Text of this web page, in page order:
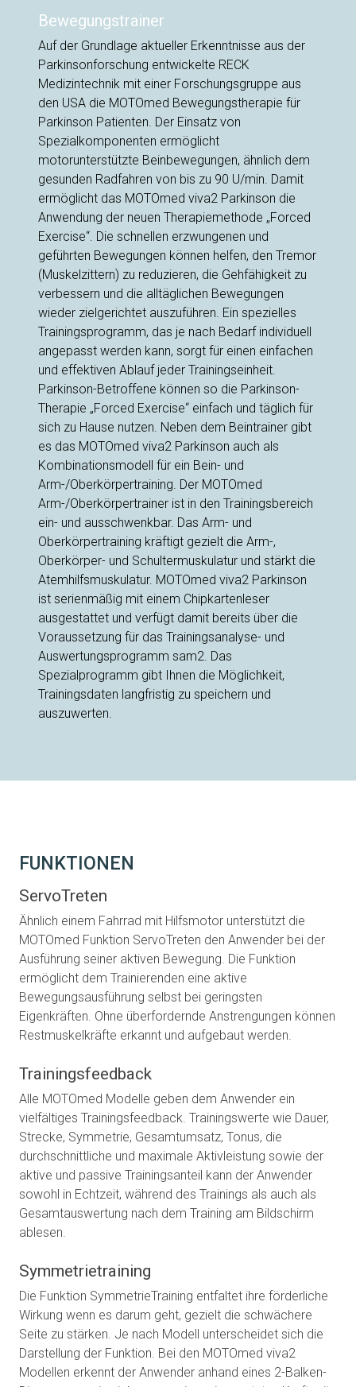
Bewegungstrainer
Auf der Grundlage aktueller Erkenntnisse aus der
Parkinsonforschung entwickelte RECK
Medizintechnik mit einer Forschungsgruppe aus
den USA die MOTOmed Bewegungstherapie für
Parkinson Patienten. Der Einsatz von
Spezialkomponenten ermöglicht
motorunterstützte Beinbewegungen, ähnlich dem
gesunden Radfahren von bis zu 90 U/min. Damit
ermöglicht das MOTOmed viva2 Parkinson die
Anwendung der neuen Therapiemethode „Forced
Exercise“. Die schnellen erzwungenen und
geführten Bewegungen können helfen, den Tremor
(Muskelzittern) zu reduzieren, die Gehfähigkeit zu
verbessern und die alltäglichen Bewegungen
wieder zielgerichtet auszuführen. Ein spezielles
Trainingsprogramm, das je nach Bedarf individuell
angepasst werden kann, sorgt für einen einfachen
und effektiven Ablauf jeder Trainingseinheit.
Parkinson-Betroffene können so die Parkinson-
Therapie „Forced Exercise“ einfach und täglich für
sich zu Hause nutzen. Neben dem Beintrainer gibt
es das MOTOmed viva2 Parkinson auch als
Kombinationsmodell für ein Bein- und
Arm-/Oberkörpertraining. Der MOTOmed
Arm-/Oberkörpertrainer ist in den Trainingsbereich
ein- und ausschwenkbar. Das Arm- und
Oberkörpertraining kräftigt gezielt die Arm-,
Oberkörper- und Schultermuskulatur und stärkt die
Atemhilfsmuskulatur. MOTOmed viva2 Parkinson
ist serienmäßig mit einem Chipkartenleser
ausgestattet und verfügt damit bereits über die
Voraussetzung für das Trainingsanalyse- und
Auswertungsprogramm sam2. Das
Spezialprogramm gibt Ihnen die Möglichkeit,
Trainingsdaten langfristig zu speichern und
auszuwerten.
FUNKTIONEN
ServoTreten
Ähnlich einem Fahrrad mit Hilfsmotor unterstützt die
MOTOmed Funktion ServoTreten den Anwender bei der
Ausführung seiner aktiven Bewegung. Die Funktion
ermöglicht dem Trainierenden eine aktive
Bewegungsausführung selbst bei geringsten
Eigenkräften. Ohne überfordernde Anstrengungen können
Restmuskelkräfte erkannt und aufgebaut werden.
Trainingsfeedback
Alle MOTOmed Modelle geben dem Anwender ein
vielfältiges Trainingsfeedback. Trainingswerte wie Dauer,
Strecke, Symmetrie, Gesamtumsatz, Tonus, die
durchschnittliche und maximale Aktivleistung sowie der
aktive und passive Trainingsanteil kann der Anwender
sowohl in Echtzeit, während des Trainings als auch als
Gesamtauswertung nach dem Training am Bildschirm
ablesen.
Symmetrietraining
Die Funktion SymmetrieTraining entfaltet ihre förderliche
Wirkung wenn es darum geht, gezielt die schwächere
Seite zu stärken. Je nach Modell unterscheidet sich die
Darstellung der Funktion. Bei den MOTOmed viva2
Modellen erkennt der Anwender anhand eines 2-Balken-